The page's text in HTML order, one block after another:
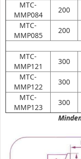
MTC-
MMP084
200
MTC-
MMP085
200
MTC-
MMP121
300
MTC-
MMP122
300
MTC-
MMP123
300